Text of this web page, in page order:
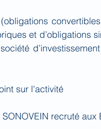
et d’obligations
sur l'activité
recruté aux